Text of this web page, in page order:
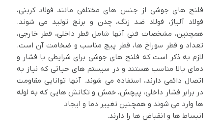
فلنج های جوشی از جنس های مختلفی مانند فولاد کربنی،
فولاد آلیاژ، فولاد ضد زنگ، چدن و برنج تولید می شوند.
همچنین، مشخصات فنی آنها شامل قطر داخلی، قطر خارجی،
تعداد و قطر سوراخ ها، قطر پیچ مناسب و ضخامت آن است.
لازم به ذکر است که فلنج های جوشی برای شرایطی با فشار و
دمای بالا مناسب هستند و در سیستم های حیاتی که نیاز به
اتصال دائمی دارند، استفاده می شوند. آنها توانایی مقاومت
در برابر فشار داخلی، پیچش، خمش و تکانش هایی که به لوله
ها وارد می شوند و همچنین تغییر دما و ایجاد
انبساط ها و انقباض ها را دارند.